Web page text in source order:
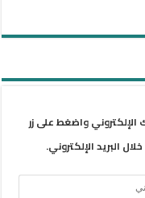
واضغط على زر
البريد الإلكتروني.